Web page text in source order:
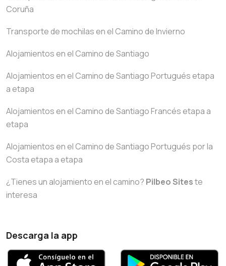
Coruña
Transporte de mochilas en el Camino de Invierno
Alojamientos en el Camino de Santiago
Alojamientos en el Camino de Santiago Portugués etapa
a etapa
Alojamientos en el Camino de Santiago Francés etapa a
etapa
Alojamientos en el Camino de Santiago Portugués por la
Costa etapa a etapa
¿Tienes un alojamiento en el camino? Pilbeo Siteste
interesa
Descarga la app